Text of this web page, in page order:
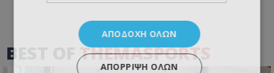
BEST OFTHEMASPORTS
ΑΠΟΔΟΧΉ ΌΛΩΝ
ΑΠΌΡΡΙΨΗ ΌΛΩΝ